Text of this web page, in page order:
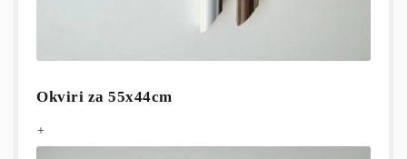
Okviri za 55x44cm
+